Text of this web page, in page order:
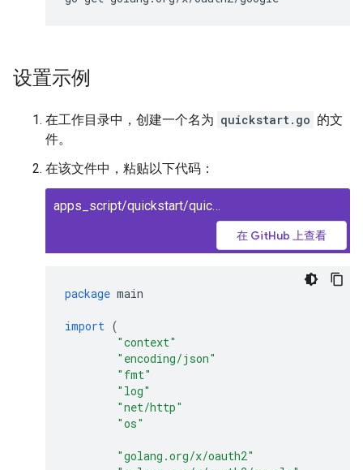
设置示例
在工作目录中，创建一个名为 quickstart.go 的文
件。
在该文件中，粘贴以下代码：
apps_script/quickstart/quickstart.go
在 GitHub 上查看
package main
import (
"context"
"encoding/json"
"fmt"
"log"
"net/http"
"os"
"golang.org/x/oauth2"